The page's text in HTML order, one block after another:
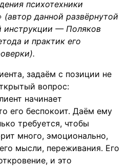
психотехники
(автор данной развёрнутой
инструкции — Поляков
и практик его
задаём с позиции не
вопрос:
начинает
его беспокоит. Даём ему
требуется, чтобы
много, эмоционально,
мысли, переживания. Его
и это